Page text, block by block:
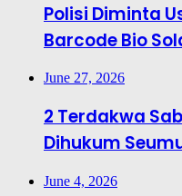
Polisi Diminta
Barcode Bio
June 27, 2026
2 Terdakwa
Dihukum
June 4, 2026